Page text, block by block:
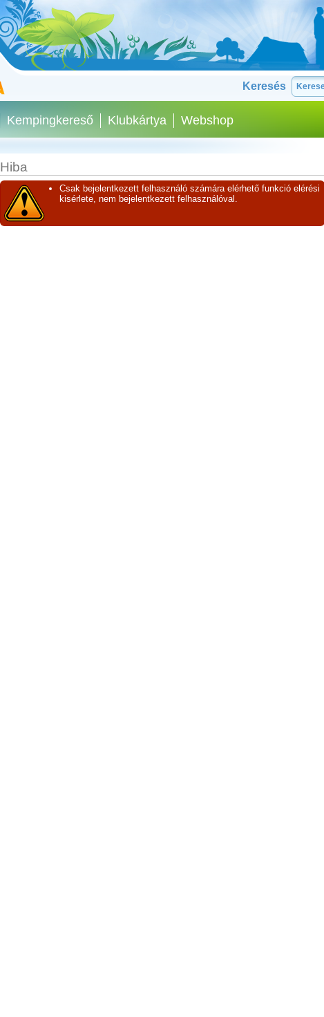
Keresés
Kempingkereső Klubkártya Webshop
Hiba
Csak bejelentkezett felhasználó számára elérhető funkció elérési
kisérlete, nem bejelentkezett felhasználóval.